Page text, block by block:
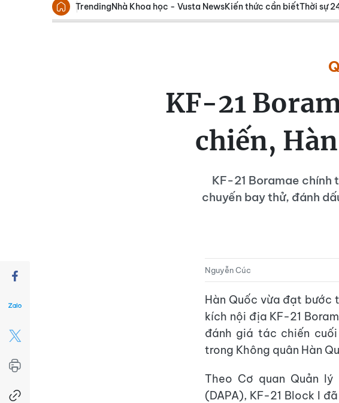
TrendingNhà Khoa học - Vusta NewsKiến thức cần biếtThời sự
KF-21
chiến,
KF-21 Boramae chính
chuyến bay thử, đánh
Nguyễn Cúc
Hàn Quốc vừa đạt bước
kích nội địa KF-21
đánh giá tác chiến
trong Không quân Hàn
Theo Cơ quan Quản lý
(DAPA), KF-21 Block I